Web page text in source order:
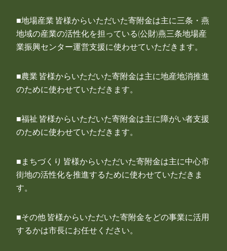
■地場産業 皆様からいただいた寄附金は主に三条・燕
地域の産業の活性化を担っている(公財)燕三条地場産
業振興センター運営支援に使わせていただきます。
■農業 皆様からいただいた寄附金は主に地産地消推進
のために使わせていただきます。
■福祉 皆様からいただいた寄附金は主に障がい者支援
のために使わせていただきます。
■まちづくり 皆様からいただいた寄附金は主に中心市
街地の活性化を推進するために使わせていただきま
す。
■その他 皆様からいただいた寄附金をどの事業に活用
するかは市長にお任せください。